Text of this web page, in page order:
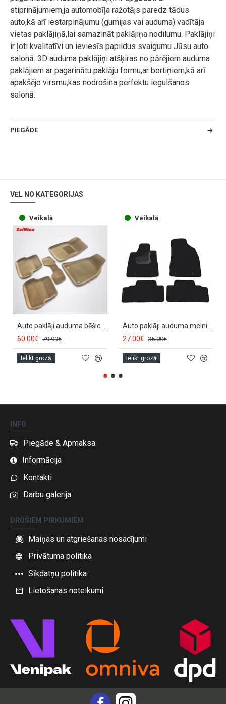
stiprinājumiem,ja automobīļa ražotājs paredz tādus
auto,kā arī iestarpinājumu (gumijas vai auduma) vadītāja
vietas paklājiņā,lai samazināt paklājiņa nodilumu. Paklājiņi
ir ļoti kvalitatīvi un ieviesīs papildus svaigumu Jūsu auto
salonā. 3D auduma paklājiņi atšķiras no pārējiem auduma
paklājiem ar pagarinātu paklāju formu,ar bortiņiem,kā arī
apakšējo virsmu,kas nodrošina perfektu iegulšanos
salonā.
PIEGĀDE
VĒL NO KATEGORIJAS
Veikalā
Auto paklāji auduma bēšie 3D SEINTEX LEXUS RX (2012-2015)
60.00€ 79.99€
Ielikt grozā
Veikalā
Auto paklāji auduma melnie LEXUS RX (2009-2012) ECONOMIC
27.00€ 35.00€
Ielikt grozā
INFO
Piegāde & Apmaksa
Informācija
Kontakti
Darbu galerija
DROŠIEM PIRKUMIEM
Maiņas un atgriešanas nosacījumi
Privātuma politika
Sīkdatņu politika
Lietošanas noteikumi